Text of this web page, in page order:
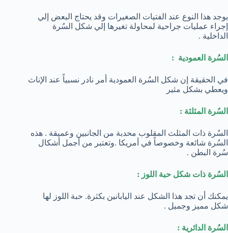
يوجد هذا النوع عند الفتيات الصغيرات وقد يحتاج البعض إلي
إجراء عمليات جراحية لمحاولة تغيرها إلي شكل السُرة
الداخلية .
السُرة العمودية :
في الحقيقة إن شكل السُرة العمودية أمر نادر نسبياً عند الإناث
ويعطي بشكل مثير
السُرة المثلثة :
السُرة ذات المثلث المقلوب محدبة من الجانبين وعميقة . هذه
السُرة شائعة وخصوصاً في أمريكا .وتعتبر من أجمل أشكال
سُرة البطن .
السُرة ذات شكل حبة اللوز :
يمكنك أن تجد هذا الشكل عند اليابانين بكثرة. حبة اللوز لها
شكل مميز وجميل .
السُرة الدائرية :